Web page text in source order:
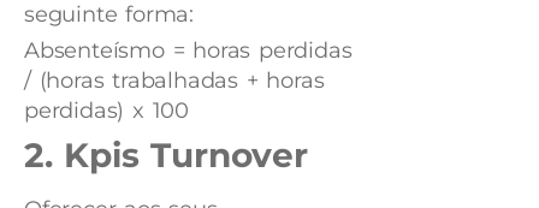
seguinte forma:
Absenteísmo = horas perdidas
/ (horas trabalhadas + horas
perdidas) x 100
2. Kpis Turnover